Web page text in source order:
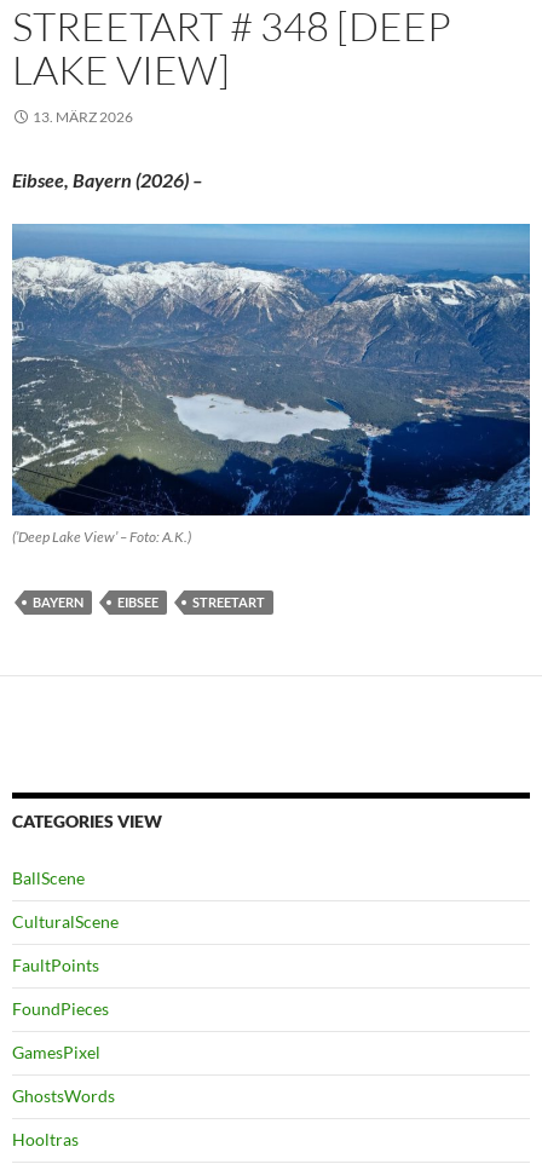
STREETART # 348 [DEEP
LAKE VIEW]
13. MÄRZ 2026
Eibsee, Bayern (2026) –
(’Deep Lake View’ – Foto: A.K.)
BAYERN EIBSEE STREETART
CATEGORIES VIEW
BallScene
CulturalScene
FaultPoints
FoundPieces
GamesPixel
GhostsWords
Hooltras